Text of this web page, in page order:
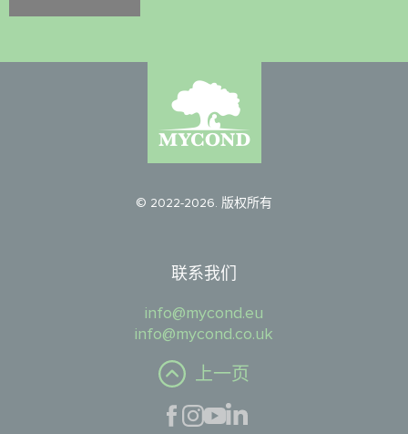
© 2022-2026. 版权所有
联系我们
info@mycond.eu
info@mycond.co.uk
上一页